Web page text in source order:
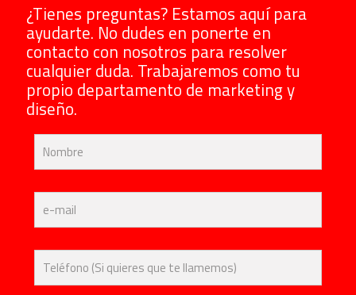
¿Tienes preguntas? Estamos aquí para
ayudarte. No dudes en ponerte en
contacto con nosotros para resolver
cualquier duda. Trabajaremos como tu
propio departamento de marketing y
diseño.